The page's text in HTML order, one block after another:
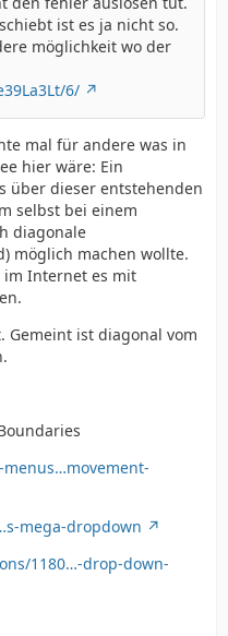
ist es ja nicht so.
möglichkeit wo der
6/
mal für andere was in
hier wäre: Ein
über dieser entstehenden
selbst bei einem
diagonale
möglich machen wollte.
im Internet es mit
Gemeint ist diagonal vom
mega-dropdown
1180…-drop-down-